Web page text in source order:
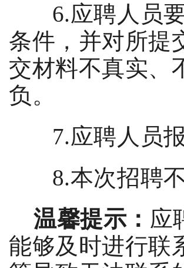
6.应聘人员
条件，并对所提
交材料不真实、
负。
7.应聘人员
8.本次招聘
温馨提示： 应
能够及时进行联